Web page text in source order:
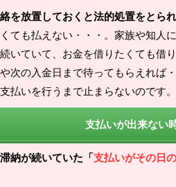
を放置しておくと法的処置をとら
ても払えない・・・。家族や知人
いていて、お金を借りたくても借り
次の入金日まで待ってもらえれば・
払いを行うまで止まらないのです。
支払いが出来ない
納が続いていた「支払いがその日